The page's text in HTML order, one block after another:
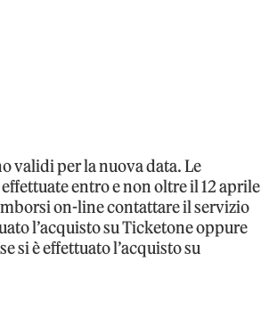
validi per la nuova data. Le
entro e non oltre il 12 aprile
on-line contattare il servizio
l’acquisto su Ticketone oppure
è effettuato l’acquisto su